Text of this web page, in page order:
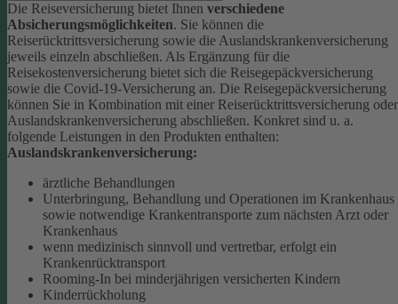
Die Reiseversicherung bietet Ihnen verschiedene
Absicherungsmöglichkeiten. Sie können die
Reiserücktrittsversicherung sowie die Auslandskrankenversicherung
jeweils einzeln abschließen. Als Ergänzung für die
Reisekostenversicherung bietet sich die Reisegepäckversicherung
sowie die Covid-19-Versicherung an. Die Reisegepäckversicherung
können Sie in Kombination mit einer Reiserücktrittsversicherung oder
Auslandskrankenversicherung abschließen. Konkret sind u. a.
folgende Leistungen in den Produkten enthalten:
Auslandskrankenversicherung:
ärztliche Behandlungen
Unterbringung, Behandlung und Operationen im Krankenhaus
sowie notwendige Krankentransporte zum nächsten Arzt oder
Krankenhaus
wenn medizinisch sinnvoll und vertretbar, erfolgt ein
Krankenrücktransport
Rooming-In bei minderjährigen versicherten Kindern
Kinderrückholung